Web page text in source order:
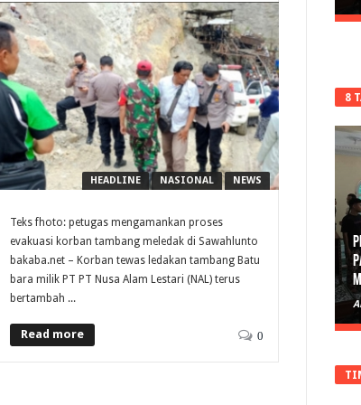
HEADLINE NASIONAL NEWS
Teks fhoto: petugas mengamankan proses
evakuasi korban tambang meledak di Sawahlunto
bakaba.net – Korban tewas ledakan tambang Batu
bara milik PT PT Nusa Alam Lestari (NAL) terus
bertambah ...
Read more 0
8